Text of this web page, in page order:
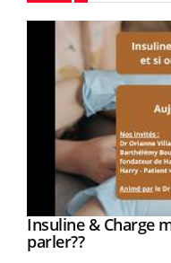
Youtube
Insuline & Charge
parler??Youtube